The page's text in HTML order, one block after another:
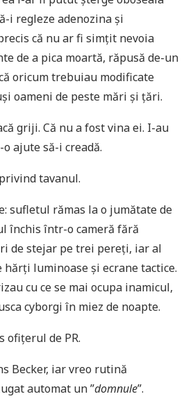
i regleze adenozina și
că nu ar fi simțit nevoia
de a pica moartă, răpusă de-un
oricum trebuiau modificate
oameni de peste mări și țări.
griji. Că nu a fost vina ei. I-au
ajute să-i creadă.
tavanul.
sufletul rămas la o jumătate de
închis într-o cameră fără
de stejar pe trei pereți, iar al
luminoase și ecrane tactice.
cu ce se mai ocupa inamicul,
cyborgi în miez de noapte.
ofițerul de PR.
Becker, iar vreo rutină
automat un ”domnule”.